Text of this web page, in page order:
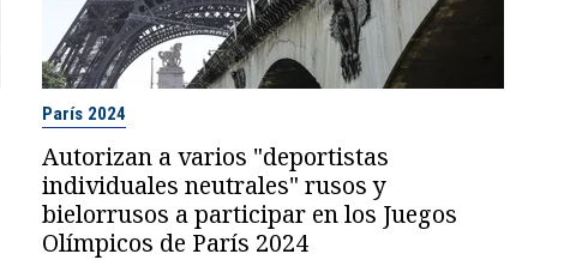
París 2024
Autorizan a varios "deportistas
individuales neutrales" rusos y
bielorrusos a participar en los Juegos
Olímpicos de París 2024